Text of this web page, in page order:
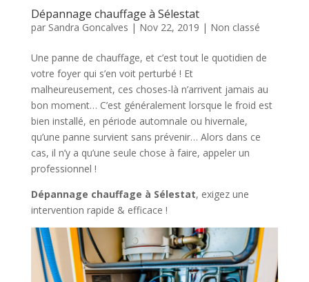
Dépannage chauffage à Sélestat
par Sandra Goncalves | Nov 22, 2019 | Non classé
Une panne de chauffage, et c’est tout le quotidien de
votre foyer qui s’en voit perturbé ! Et
malheureusement, ces choses-là n’arrivent jamais au
bon moment… C’est généralement lorsque le froid est
bien installé, en période automnale ou hivernale,
qu’une panne survient sans prévenir… Alors dans ce
cas, il n’y a qu’une seule chose à faire, appeler un
professionnel !
Dépannage chauffage à Sélestat, exigez une
intervention rapide & efficace !